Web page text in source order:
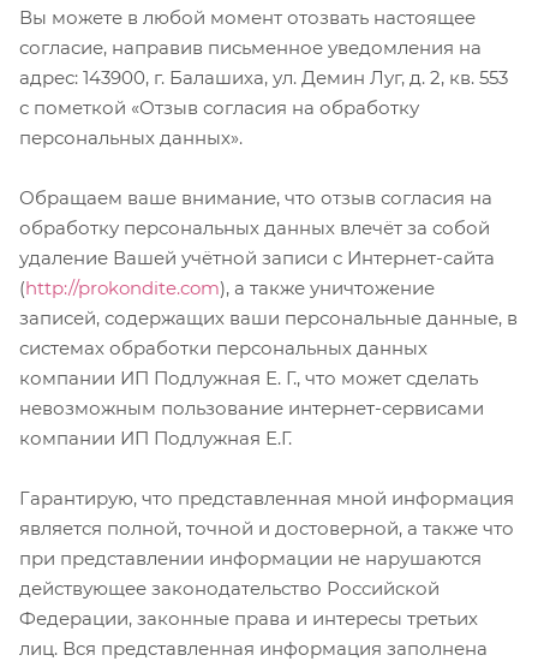
Вы можете в любой момент отозвать настоящее
согласие, направив письменное уведомления на
адрес: 143900, г. Балашиха, ул. Демин Луг, д. 2, кв. 553
с пометкой «Отзыв согласия на обработку
персональных данных».
Обращаем ваше внимание, что отзыв согласия на
обработку персональных данных влечёт за собой
удаление Вашей учётной записи с Интернет-сайта
(http://prokondite.com), а также уничтожение
записей, содержащих ваши персональные данные, в
системах обработки персональных данных
компании ИП Подлужная Е. Г., что может сделать
невозможным пользование интернет-сервисами
компании ИП Подлужная Е.Г.
Гарантирую, что представленная мной информация
является полной, точной и достоверной, а также что
при представлении информации не нарушаются
действующее законодательство Российской
Федерации, законные права и интересы третьих
лиц. Вся представленная информация заполнена